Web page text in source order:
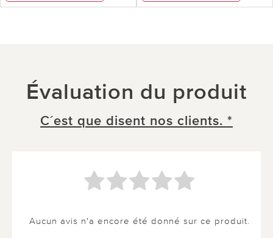
Évaluation du produit
C´est que disent nos clients. *
Aucun avis n'a encore été donné sur ce produit.